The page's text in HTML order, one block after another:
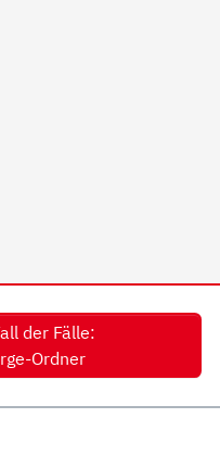
der Fälle:
Ordner